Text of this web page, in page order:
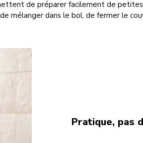
de préparer facilement de
mélanger dans le bol, de fermer le
Pratique, pas